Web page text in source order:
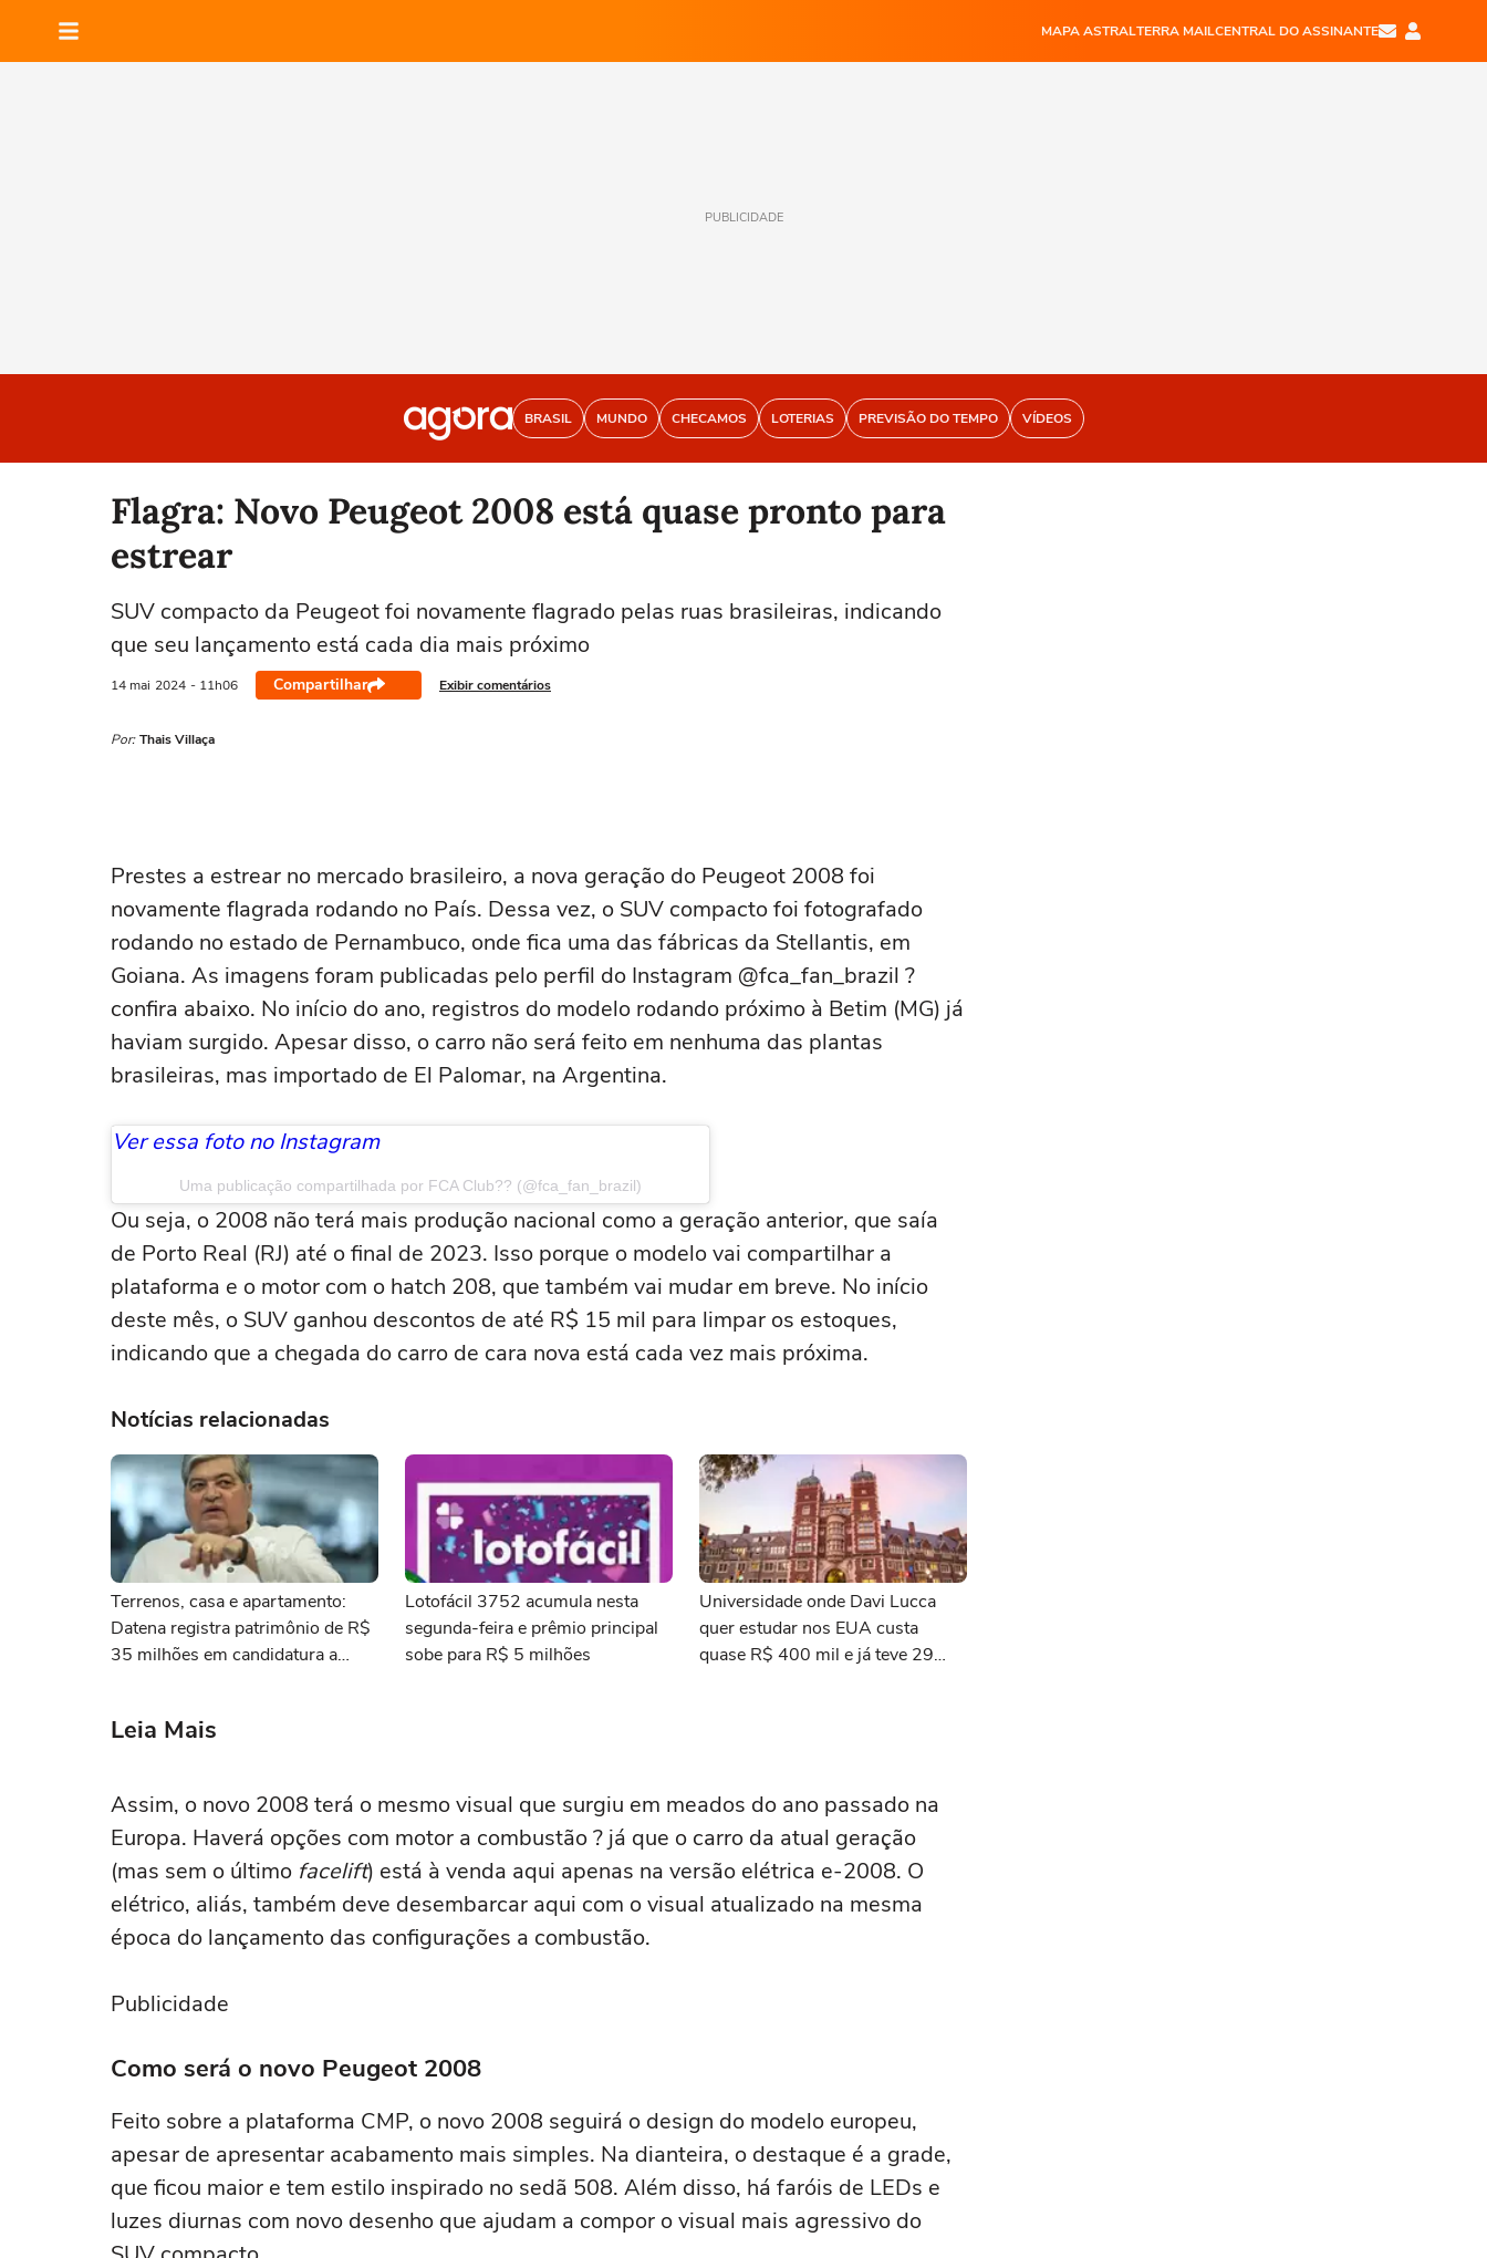
MAPA ASTRALTERRA MAILCENTRAL DO ASSINANTE
PUBLICIDADE
BRASIL MUNDO CHECAMOS LOTERIAS PREVISÃO DO TEMPO VÍDEOS
Flagra: Novo Peugeot 2008 está quase pronto para
estrear
SUV compacto da Peugeot foi novamente flagrado pelas ruas brasileiras, indicando
que seu lançamento está cada dia mais próximo
14 mai 2024 - 11h06 Compartilhar Exibir comentários
Por: Thais Villaça
Prestes a estrear no mercado brasileiro, a nova geração do Peugeot 2008 foi
novamente flagrada rodando no País. Dessa vez, o SUV compacto foi fotografado
rodando no estado de Pernambuco, onde fica uma das fábricas da Stellantis, em
Goiana. As imagens foram publicadas pelo perfil do Instagram @fca_fan_brazil ?
confira abaixo. No início do ano, registros do modelo rodando próximo à Betim (MG) já
haviam surgido. Apesar disso, o carro não será feito em nenhuma das plantas
brasileiras, mas importado de El Palomar, na Argentina.
Ver essa foto no Instagram
Uma publicação compartilhada por FCA Club?? (@fca_fan_brazil)
Ou seja, o 2008 não terá mais produção nacional como a geração anterior, que saía
de Porto Real (RJ) até o final de 2023. Isso porque o modelo vai compartilhar a
plataforma e o motor com o hatch 208, que também vai mudar em breve. No início
deste mês, o SUV ganhou descontos de até R$ 15 mil para limpar os estoques,
indicando que a chegada do carro de cara nova está cada vez mais próxima.
Notícias relacionadas
Terrenos, casa e apartamento:
Datena registra patrimônio de R$
35 milhões em candidatura a
Lotofácil 3752 acumula nesta
segunda-feira e prêmio principal
sobe para R$ 5 milhões
Universidade onde Davi Lucca
quer estudar nos EUA custa
quase R$ 400 mil e já teve 29
Leia Mais
Assim, o novo 2008 terá o mesmo visual que surgiu em meados do ano passado na
Europa. Haverá opções com motor a combustão ? já que o carro da atual geração
(mas sem o último facelift) está à venda aqui apenas na versão elétrica e-2008. O
elétrico, aliás, também deve desembarcar aqui com o visual atualizado na mesma
época do lançamento das configurações a combustão.
Publicidade
Como será o novo Peugeot 2008
Feito sobre a plataforma CMP, o novo 2008 seguirá o design do modelo europeu,
apesar de apresentar acabamento mais simples. Na dianteira, o destaque é a grade,
que ficou maior e tem estilo inspirado no sedã 508. Além disso, há faróis de LEDs e
luzes diurnas com novo desenho que ajudam a compor o visual mais agressivo do